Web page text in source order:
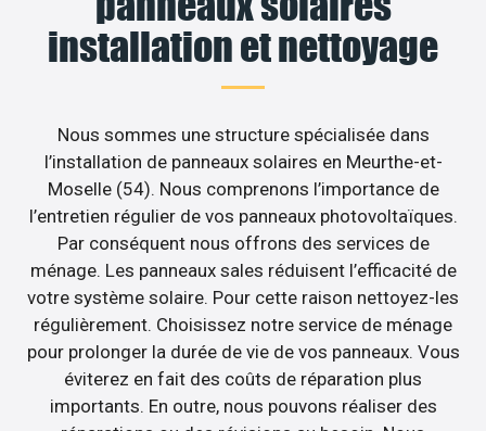
installation et nettoyage
Nous sommes une structure spécialisée dans
l’installation de panneaux solaires en Meurthe-et-
Moselle (54). Nous comprenons l’importance de
l’entretien régulier de vos panneaux photovoltaïques.
Par conséquent nous offrons des services de
ménage. Les panneaux sales réduisent l’efficacité de
votre système solaire. Pour cette raison nettoyez-les
régulièrement. Choisissez notre service de ménage
pour prolonger la durée de vie de vos panneaux. Vous
éviterez en fait des coûts de réparation plus
importants. En outre, nous pouvons réaliser des